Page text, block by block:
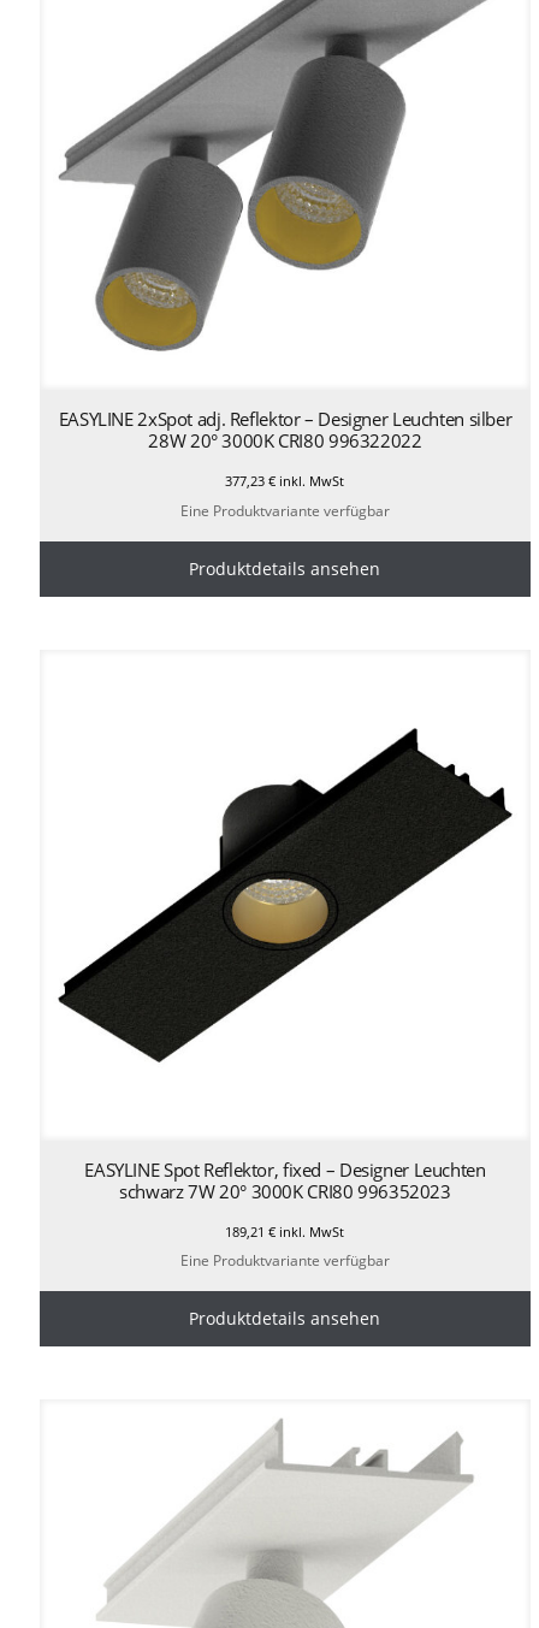
EASYLINE 2xSpot adj. Reflektor – Designer Leuchten silber
28W 20° 3000K CRI80 996322022
377,23€ inkl. MwSt
Eine Produktvariante verfügbar
Produktdetails ansehen
EASYLINE Spot Reflektor, fixed – Designer Leuchten
schwarz 7W 20° 3000K CRI80 996352023
189,21€ inkl. MwSt
Eine Produktvariante verfügbar
Produktdetails ansehen